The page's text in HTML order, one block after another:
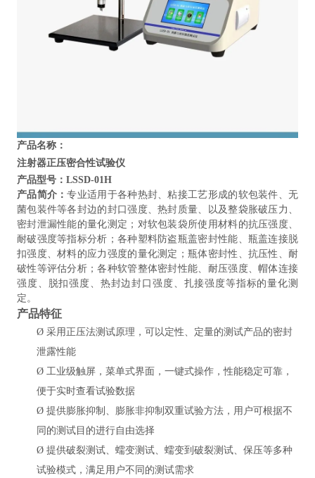
产品名称：
注射器正压密合性试验仪
产品型号： LSSD-01H
产品简介：专业适用于各种热封、粘接工艺形成的软包装件、无
菌包装件等各封边的封口强度、热封质量、以及整袋胀破压力、
密封泄漏性能的量化测定；对软包装袋所使用材料的抗压强度、
耐破强度等指标分析；各种塑料防盗瓶盖密封性能、瓶盖连接脱
扣强度、材料的应力强度的量化测定；瓶体密封性、抗压性、耐
破性等评估分析；各种软管整体密封性能、耐压强度、帽体连接
强度、脱扣强度、热封边封口强度、扎接强度等指标的量化测
定。
产品特征
Ø 采用正压法测试原理，可以定性、定量的测试产品的密封
泄露性能
Ø 工业级触屏，菜单式界面，一键式操作，性能稳定可靠，
便于实时查看试验数据
Ø 提供膨胀抑制、膨胀非抑制双重试验方法，用户可根据不
同的测试目的进行自由选择
Ø 提供破裂测试、蠕变测试、蠕变到破裂测试、保压等多种
试验模式，满足用户不同的测试需求